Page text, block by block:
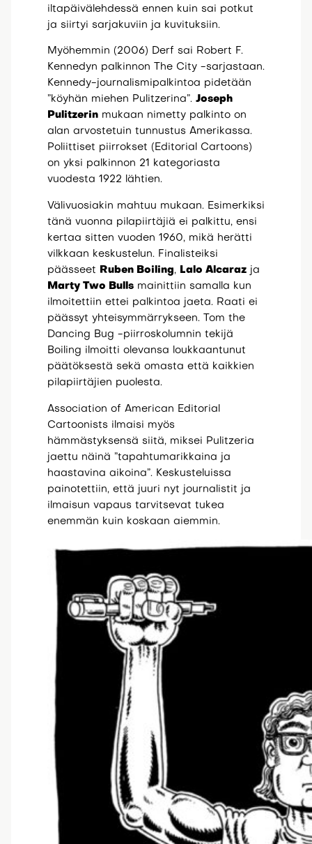
iltapäivälehdessä ennen kuin sai potkut
ja siirtyi sarjakuviin ja kuvituksiin.
Myöhemmin (2006) Derf sai Robert F.
Kennedyn palkinnon The City -sarjastaan.
Kennedy-journalismipalkintoa pidetään
”köyhän miehen Pulitzerina”. Joseph
Pulitzerinmukaan nimetty palkinto on
alan arvostetuin tunnustus Amerikassa.
Poliittiset piirrokset (Editorial Cartoons)
on yksi palkinnon 21 kategoriasta
vuodesta 1922 lähtien.
Välivuosiakin mahtuu mukaan. Esimerkiksi
tänä vuonna pilapiirtäjiä ei palkittu, ensi
kertaa sitten vuoden 1960, mikä herätti
vilkkaan keskustelun. Finalisteiksi
päässeet Ruben Boiling, Lalo Alcarazja
Marty Two Bullsmainittiin samalla kun
ilmoitettiin ettei palkintoa jaeta. Raati ei
päässyt yhteisymmärrykseen. Tom the
Dancing Bug -piirroskolumnin tekijä
Boiling ilmoitti olevansa loukkaantunut
päätöksestä sekä omasta että kaikkien
pilapiirtäjien puolesta.
Association of American Editorial
Cartoonists ilmaisi myös
hämmästyksensä siitä, miksei Pulitzeria
jaettu näinä ”tapahtumarikkaina ja
haastavina aikoina”. Keskusteluissa
painotettiin, että juuri nyt journalistit ja
ilmaisun vapaus tarvitsevat tukea
enemmän kuin koskaan aiemmin.